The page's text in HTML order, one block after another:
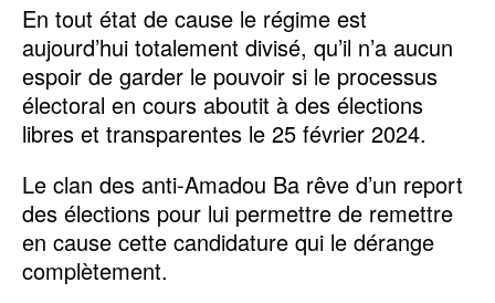
En tout état de cause le régime est
aujourd’hui totalement divisé, qu’il n’a aucun
espoir de garder le pouvoir si le processus
électoral en cours aboutit à des élections
libres et transparentes le 25 février 2024.
Le clan des anti-Amadou Ba rêve d’un report
des élections pour lui permettre de remettre
en cause cette candidature qui le dérange
complètement.